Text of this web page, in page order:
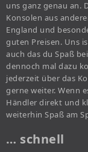
uns ganz genau an.
Konsolen aus
England und
guten Preisen. Uns
auch das du Spaß
dennoch mal dazu
jederzeit über das
gerne weiter. Wenn
Händler direkt und
weiterhin Spaß am
… schnell